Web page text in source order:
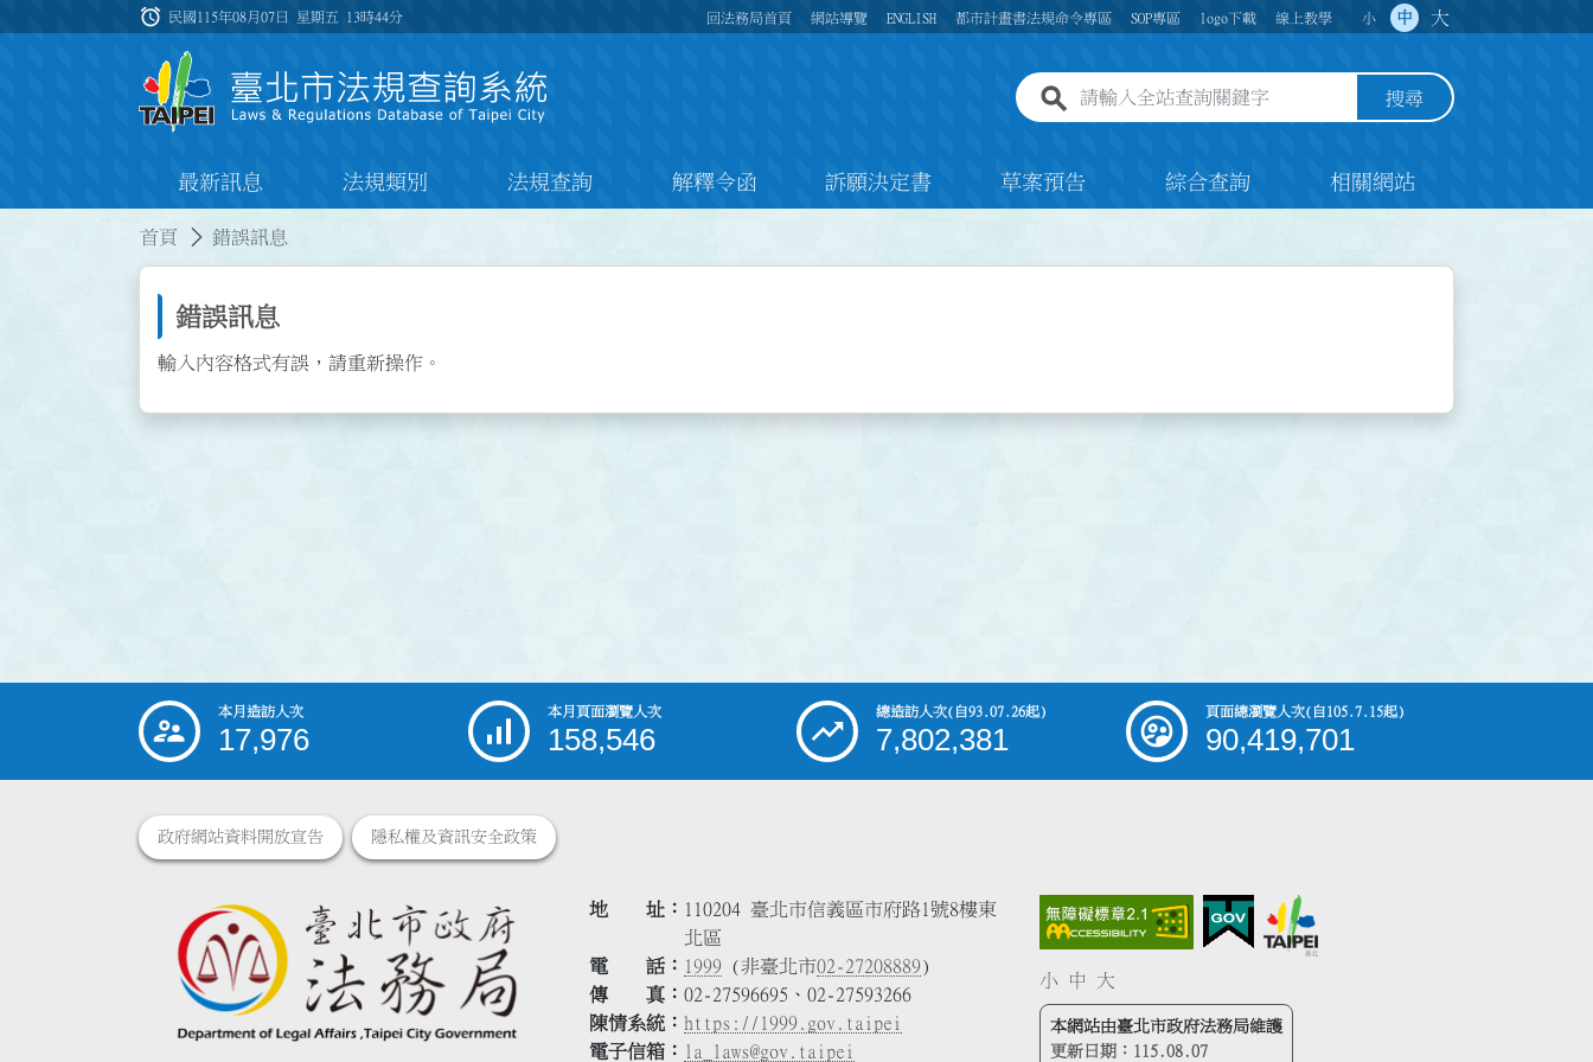
:::
alarm 民國115年08月07日 星期五 13時44分 回法務局首頁 網站導覽 ENGLISH 都市計畫書法規命令專區 SOP專區 logo下載 線上教學 小 中 大
全站查詢關鍵字欄位 搜尋
最新訊息 法規類別 法規查詢 解釋令函 訴願決定書 草案預告 綜合查詢 相關網站
首頁 錯誤訊息
錯誤訊息
輸入內容格式有誤，請重新操作。
::: 本月造訪人次
17,976
本月頁面瀏覽人次
158,546
總造訪人次(自93.07.26起)
7,802,381
頁面總瀏覽人次(自105.7.15起)
90,419,701
政府網站資料開放宣告 隱私權及資訊安全政策
地 址
110204 臺北市信義區市府路1號8樓東
北區
電 話
1999 (非臺北市02-27208889)
傳 真
02-27596695、02-27593266
陳情系統
https://1999.gov.taipei
電子信箱
la_laws@gov.taipei
小 中 大
本網站由臺北市政府法務局維護
更新日期： 115.08.07